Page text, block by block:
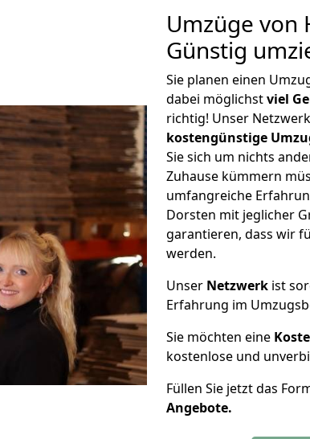
Umzüge von
Günstig
Sie planen einen
dabei möglichstviel
richtig! Unser
kostengünstige
Sie sich um nichts
Zuhause kümmern
umfangreiche
Dorsten mit jeglicher
garantieren, dass wir
werden.
Unser Netzwerk ist
Erfahrung im
Sie möchten eine
kostenlose und
Füllen Sie jetzt das
Angebote.